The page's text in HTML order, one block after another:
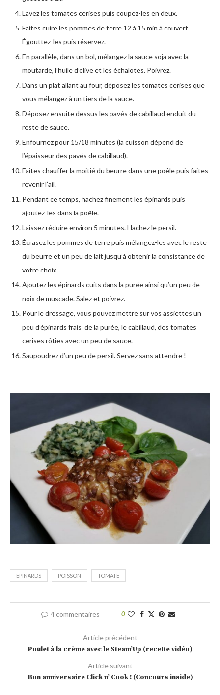
Lavez les tomates cerises puis coupez-les en deux.
Faites cuire les pommes de terre 12 à 15 min à couvert.
Égouttez-les puis réservez.
En parallèle, dans un bol, mélangez la sauce soja avec la
moutarde, l’huile d’olive et les échalotes. Poivrez.
Dans un plat allant au four, déposez les tomates cerises que
vous mélangez à un tiers de la sauce.
Déposez ensuite dessus les pavés de cabillaud enduit du
reste de sauce.
Enfournez pour 15/18 minutes (la cuisson dépend de
l’épaisseur des pavés de cabillaud).
Faites chauffer la moitié du beurre dans une poêle puis faites
revenir l’ail.
Pendant ce temps, hachez finement les épinards puis
ajoutez-les dans la poêle.
Laissez réduire environ 5 minutes. Hachez le persil.
Écrasez les pommes de terre puis mélangez-les avec le reste
du beurre et un peu de lait jusqu’à obtenir la consistance de
votre choix.
Ajoutez les épinards cuits dans la purée ainsi qu’un peu de
noix de muscade. Salez et poivrez.
Pour le dressage, vous pouvez mettre sur vos assiettes un
peu d’épinards frais, de la purée, le cabillaud, des tomates
cerises rôties avec un peu de sauce.
Saupoudrez d’un peu de persil. Servez sans attendre !
EPINARDS POISSON TOMATE
4 commentaires 0
Article précédent
Poulet à la crème avec le Steam’Up (recette vidéo)
Article suivant
Bon anniversaire Click n’ Cook ! (Concours inside)